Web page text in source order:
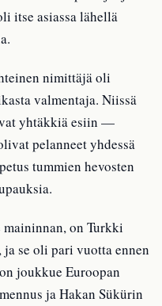
itse asiassa lähellä
nimittäjä oli
valmentaja. Niissä
yhtäkkiä esiin —
pelanneet yhdessä
tummien hevosten
on Turkki
se oli pari vuotta ennen
joukkue Euroopan
ja Hakan Sükürin